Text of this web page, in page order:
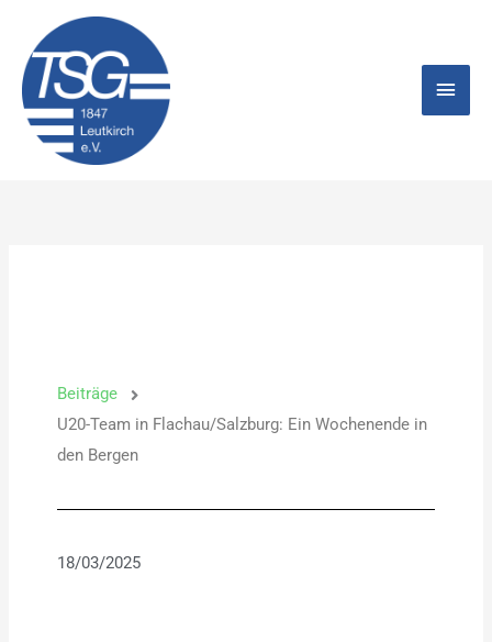
Inhalt
springen
Beiträge
U20-Team in Flachau/Salzburg: Ein Wochenende in
den Bergen
18/03/2025